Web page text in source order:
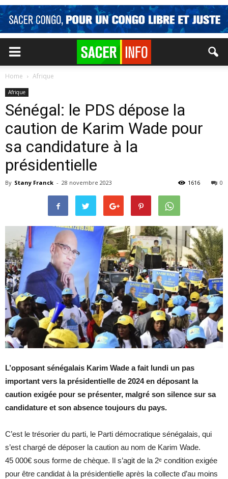
Home Afrique
Afrique
Sénégal: le PDS dépose la
caution de Karim Wade pour
sa candidature à la
présidentielle
By Stany Franck - 28 novembre 2023 0
1616
L’opposant sénégalais Karim Wade a fait lundi un pas
important vers la présidentielle de 2024 en déposant la
caution exigée pour se présenter, malgré son silence sur sa
candidature et son absence toujours du pays.
C’est le trésorier du parti, le Parti démocratique sénégalais, qui
s’est chargé de déposer la caution au nom de Karim Wade.
45 000€ sous forme de chèque. Il s’agit de la 2ᵉ condition exigée
pour être candidat à la présidentielle après la collecte d’au moins